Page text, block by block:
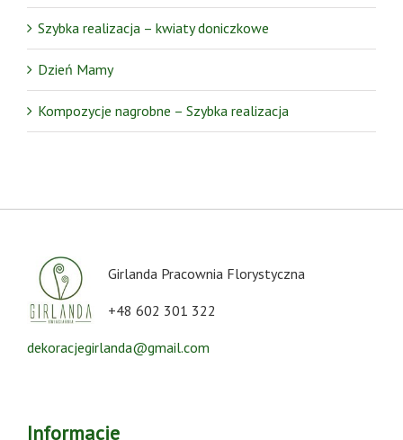
Szybka realizacja – kwiaty doniczkowe
Dzień Mamy
Kompozycje nagrobne – Szybka realizacja
Girlanda Pracownia Florystyczna
+48 602 301 322
dekoracjegirlanda@gmail.com
Informacje